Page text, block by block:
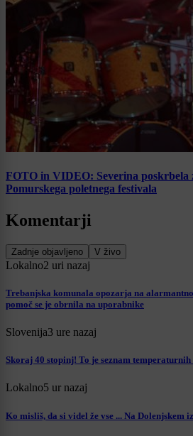
FOTO in VIDEO: Severina poskrbela
Pomurskega poletnega festivala
Komentarji
Zadnje objavljeno V živo
Lokalno2 uri nazaj
Trebanjska komunala opozarja na alarmantno
pomoč se je obrnila na uporabnike
Slovenija3 ure nazaj
Skoraj 40 stopinj! To je seznam
Lokalno5 ur nazaj
Ko misliš, da si videl že vse ... Na Dolenjskem